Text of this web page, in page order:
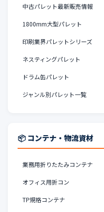
中古パレット最新販売情報
1800mm大型パレット
印刷業界パレットシリーズ
ネスティングパレット
ドラム缶パレット
ジャンル別パレット一覧
📦 コンテナ・物流資材
業務用折りたたみコンテナ
オフィス用折コン
TP規格コンテナ